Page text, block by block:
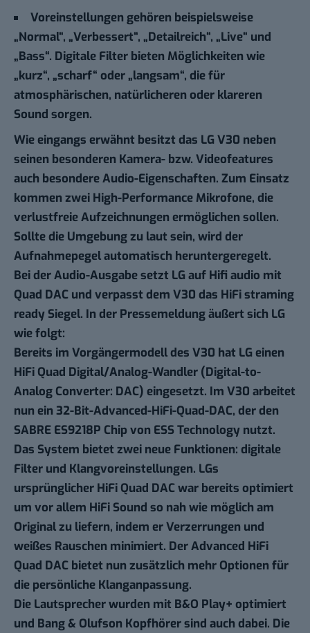
Voreinstellungen gehören beispielsweise
„Normal“, „Verbessert“, „Detailreich“, „Live“ und
„Bass“. Digitale Filter bieten Möglichkeiten wie
„kurz“, „scharf“ oder „langsam“, die für
atmosphärischen, natürlicheren oder klareren
Sound sorgen.
Wie eingangs erwähnt besitzt das LG V30 neben
seinen besonderen Kamera- bzw. Videofeatures
auch besondere Audio-Eigenschaften. Zum Einsatz
kommen zwei High-Performance Mikrofone, die
verlustfreie Aufzeichnungen ermöglichen sollen.
Sollte die Umgebung zu laut sein, wird der
Aufnahmepegel automatisch heruntergeregelt.
Bei der Audio-Ausgabe setzt LG auf Hifi audio mit
Quad DAC und verpasst dem V30 das HiFi straming
ready Siegel. In der Pressemeldung äußert sich LG
wie folgt:
Bereits im Vorgängermodell des V30 hat LG einen
HiFi Quad Digital/Analog-Wandler (Digital-to-
Analog Converter: DAC) eingesetzt. Im V30 arbeitet
nun ein 32-Bit-Advanced-HiFi-Quad-DAC, der den
SABRE ES9218P Chip von ESS Technology nutzt.
Das System bietet zwei neue Funktionen: digitale
Filter und Klangvoreinstellungen. LGs
ursprünglicher HiFi Quad DAC war bereits optimiert
um vor allem HiFi Sound so nah wie möglich am
Original zu liefern, indem er Verzerrungen und
weißes Rauschen minimiert. Der Advanced HiFi
Quad DAC bietet nun zusätzlich mehr Optionen für
die persönliche Klanganpassung.
Die Lautsprecher wurden mit B&O Play+ optimiert
und Bang & Olufson Kopfhörer sind auch dabei. Die